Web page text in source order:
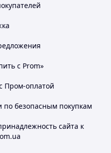
с Prom»
Пром-оплатой
по безопасным покупкам
сайта к